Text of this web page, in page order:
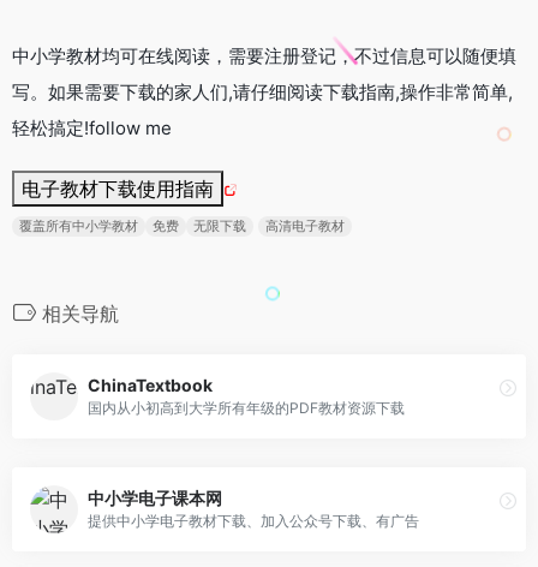
中小学教材均可在线阅读，需要注册登记，不过信息可以随便填
写。如果需要下载的家人们,请仔细阅读下载指南,操作非常简单,
轻松搞定!follow me
电子教材下载使用指南
覆盖所有中小学教材 免费 无限下载 高清电子教材
相关导航
ChinaTextbook
国内从小初高到大学所有年级的PDF教材资源下载
中小学电子课本网
提供中小学电子教材下载、加入公众号下载、有广告